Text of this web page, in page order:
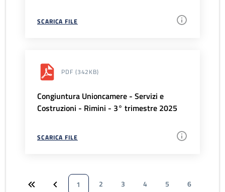
SCARICA FILE
PDF (342KB)
Congiuntura Unioncamere - Servizi e
Costruzioni - Rimini - 3° trimestre 2025
SCARICA FILE
1 2 3 4 5
6